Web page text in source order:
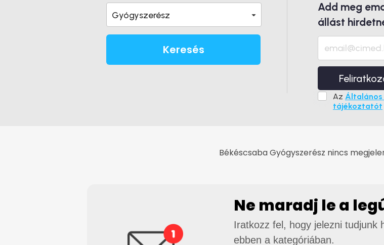
Gyógyszerész
Keresés
Add meg
állást
Az Általános
tájékoztatót
Békéscsaba Gyógyszerész nincs
Ne maradj le a
Iratkozz fel, hogy jelezni tudjunk
ebben a kategóriában.